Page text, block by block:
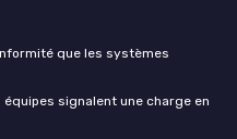
que les systèmes
signalent une charge en